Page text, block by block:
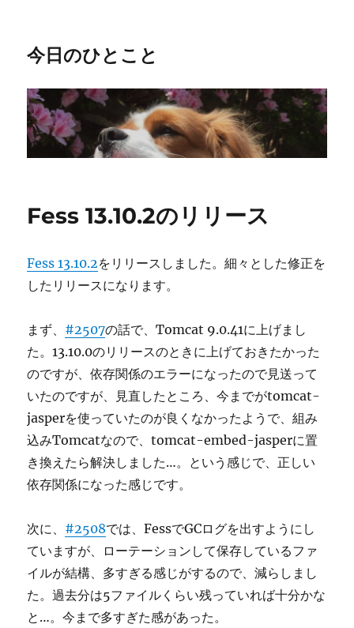
今日のひとこと
Fess 13.10.2のリリース
Fess 13.10.2をリリースしました。細々とした修正を
したリリースになります。
まず、 #2507の話で、Tomcat 9.0.41に上げまし
た。13.10.0のリリースのときに上げておきたかった
のですが、依存関係のエラーになったので見送って
いたのですが、見直したところ、今までがtomcat-
jasperを使っていたのが良くなかったようで、組み
込みTomcatなので、tomcat-embed-jasperに置
き換えたら解決しました…。という感じで、正しい
依存関係になった感じです。
次に、 #2508では、FessでGCログを出すようにし
ていますが、ローテーションして保存しているファ
イルが結構、多すぎる感じがするので、減らしまし
た。過去分は5ファイルくらい残っていれば十分かな
と…。今まで多すぎた感があった。